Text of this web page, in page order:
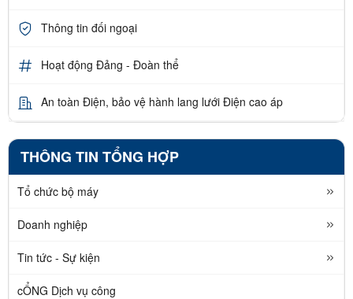
Thông tin đối ngoại
Hoạt động Đảng - Đoàn thể
An toàn Điện, bảo vệ hành lang lưới Điện cao áp
THÔNG TIN TỔNG HỢP
Tổ chức bộ máy
Doanh nghiệp
Tin tức - Sự kiện
cỔNG Dịch vụ công